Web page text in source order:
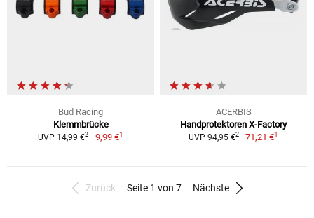
Bud Racing
Klemmbrücke
UVP 14,99 €2 9,99 €1
ACERBIS
Handprotektoren X-Factory
UVP 94,95 €2 71,21 €1
Zurück Seite 1 von 7 Nächste